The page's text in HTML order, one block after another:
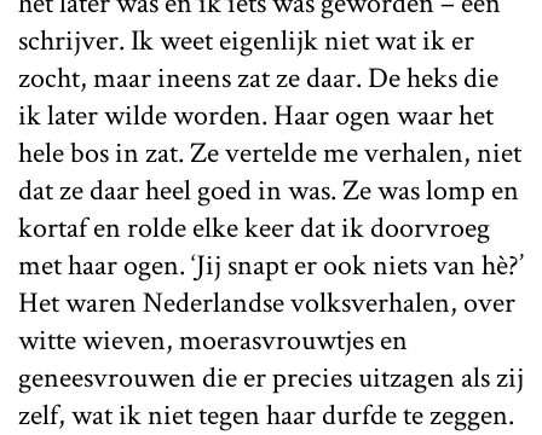
schrijver. Ik weet eigenlijk niet wat ik er
zocht, maar ineens zat ze daar. De heks die
ik later wilde worden. Haar ogen waar het
hele bos in zat. Ze vertelde me verhalen, niet
dat ze daar heel goed in was. Ze was lomp en
kortaf en rolde elke keer dat ik doorvroeg
met haar ogen. ‘Jij snapt er ook niets van hè?’
Het waren Nederlandse volksverhalen, over
witte wieven, moerasvrouwtjes en
geneesvrouwen die er precies uitzagen als zij
zelf, wat ik niet tegen haar durfde te zeggen.